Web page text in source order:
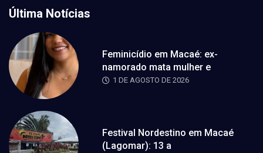
Última Notícias
Feminicídio em Macaé: ex-
namorado mata mulher e
1 DE AGOSTO DE 2026
Festival Nordestino em Macaé
(Lagomar): 13 a